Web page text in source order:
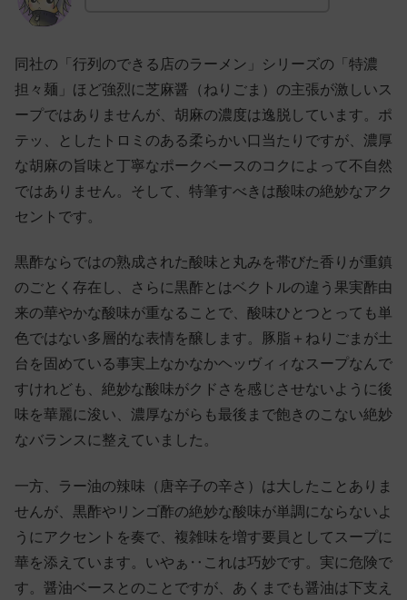
同社の「行列のできる店のラーメン」シリーズの「特濃
担々麺」ほど強烈に芝麻醤（ねりごま）の主張が激しいス
ープではありませんが、胡麻の濃度は逸脱しています。ポ
テッ、としたトロミのある柔らかい口当たりですが、濃厚
な胡麻の旨味と丁寧なポークベースのコクによって不自然
ではありません。そして、特筆すべきは酸味の絶妙なアク
セントです。
黒酢ならではの熟成された酸味と丸みを帯びた香りが重鎮
のごとく存在し、さらに黒酢とはベクトルの違う果実酢由
来の華やかな酸味が重なることで、酸味ひとつとっても単
色ではない多層的な表情を醸します。豚脂＋ねりごまが土
台を固めている事実上なかなかヘッヴィィなスープなんで
すけれども、絶妙な酸味がクドさを感じさせないように後
味を華麗に浚い、濃厚ながらも最後まで飽きのこない絶妙
なバランスに整えていました。
一方、ラー油の辣味（唐辛子の辛さ）は大したことありま
せんが、黒酢やリンゴ酢の絶妙な酸味が単調にならないよ
うにアクセントを奏で、複雑味を増す要員としてスープに
華を添えています。いやぁ‥これは巧妙です。実に危険で
す。醤油ベースとのことですが、あくまでも醤油は下支え